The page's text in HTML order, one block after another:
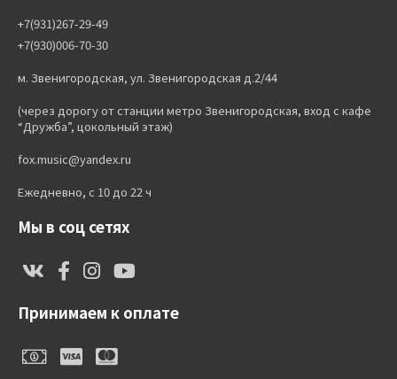
+7(931)267-29-49
+7(930)006-70-30
м. Звенигородская, ул. Звенигородская д.2/44
(через дорогу от станции метро Звенигородская, вход с кафе
“Дружба”, цокольный этаж)
fox.music@yandex.ru
Ежедневно, с 10 до 22 ч
Мы в соц сетях
Принимаем к оплате